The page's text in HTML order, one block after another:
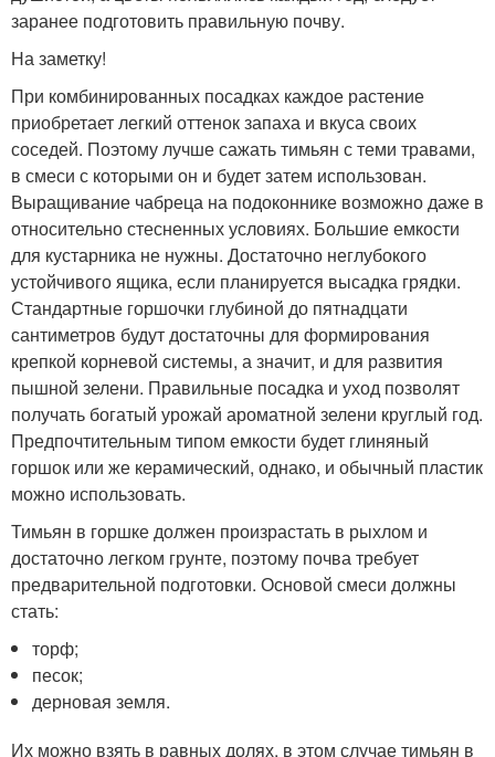
заранее подготовить правильную почву.
На заметку!
При комбинированных посадках каждое растение
приобретает легкий оттенок запаха и вкуса своих
соседей. Поэтому лучше сажать тимьян с теми травами,
в смеси с которыми он и будет затем использован.
Выращивание чабреца на подоконнике возможно даже в
относительно стесненных условиях. Большие емкости
для кустарника не нужны. Достаточно неглубокого
устойчивого ящика, если планируется высадка грядки.
Стандартные горшочки глубиной до пятнадцати
сантиметров будут достаточны для формирования
крепкой корневой системы, а значит, и для развития
пышной зелени. Правильные посадка и уход позволят
получать богатый урожай ароматной зелени круглый год.
Предпочтительным типом емкости будет глиняный
горшок или же керамический, однако, и обычный пластик
можно использовать.
Тимьян в горшке должен произрастать в рыхлом и
достаточно легком грунте, поэтому почва требует
предварительной подготовки. Основой смеси должны
стать:
торф;
песок;
дерновая земля.
Их можно взять в равных долях, в этом случае тимьян в